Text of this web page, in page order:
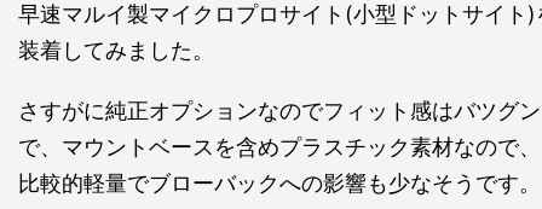
早速マルイ製マイクロプロサイト(小型ドットサイト)
装着してみました。
さすがに純正オプションなのでフィット感はバツグン
で、マウントベースを含めプラスチック素材なので、
比較的軽量でブローバックへの影響も少なそうです。